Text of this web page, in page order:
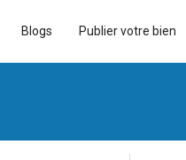
Blogs Publier votre bien